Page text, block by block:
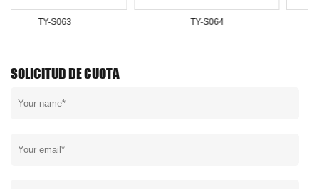
TY-S064 TY-S066
SOLICITUD DE CUOTA